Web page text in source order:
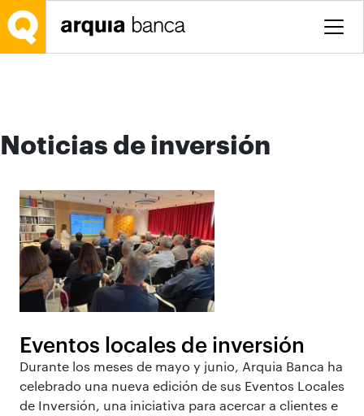
Saltar al contenido principal
Noticias de inversión
Eventos locales de inversión
Durante los meses de mayo y junio, Arquia Banca ha
celebrado una nueva edición de sus Eventos Locales
de Inversión, una iniciativa para acercar a clientes e